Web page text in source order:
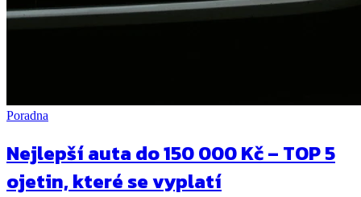
Poradna
Nejlepší auta do 150 000 Kč – TOP 5
ojetin, které se vyplatí